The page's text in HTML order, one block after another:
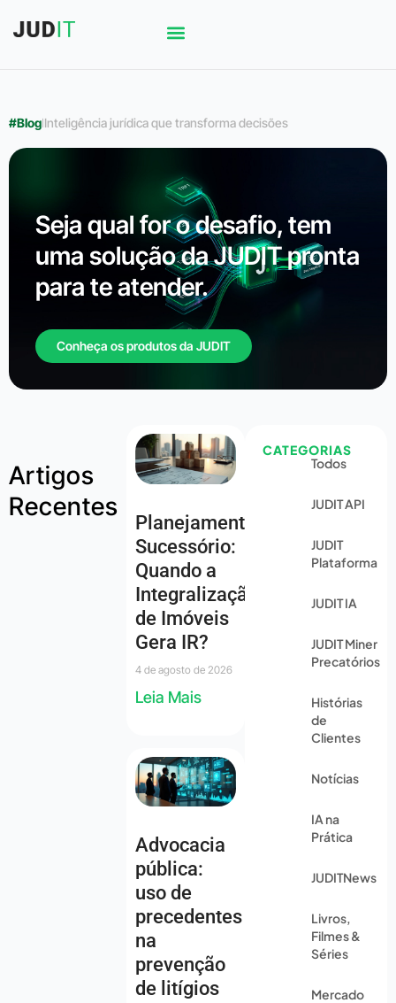
#BloglInteligência jurídica que transforma decisões
Seja qual for o desafio, tem
uma solução da JUDIT pronta
para te atender.
Conheça os produtos da JUDIT
Artigos
Recentes
Planejamento
Sucessório:
Quando a
Integralização
de Imóveis
Gera IR?
4 de agosto de 2026
Leia Mais
Advocacia
pública:
uso de
precedentes
na
prevenção
de litígios
CATEGORIAS
Todos
JUDIT API
JUDIT
Plataforma
JUDIT IA
JUDIT Miner
Precatórios
Histórias
de
Clientes
Notícias
IA na
Prática
JUDITNews
Livros,
Filmes &
Séries
Mercado